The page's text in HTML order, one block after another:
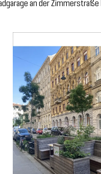
an der